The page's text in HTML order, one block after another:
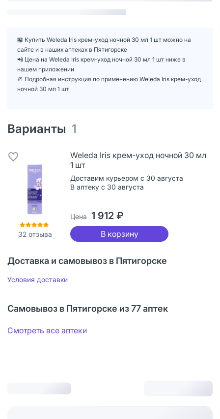
🏪 Купить Weleda Iris крем-уход ночной 30 мл 1 шт можно на
сайте и в наших аптеках в Пятигорске
📲 Цена на Weleda Iris крем-уход ночной 30 мл 1 шт ниже в
нашем приложении
📒 Подробная инструкция по применению Weleda Iris крем-уход
ночной 30 мл 1 шт
Варианты 1
32отзыва
Weleda Iris крем-уход ночной 30 мл
1 шт
Доставим курьером с 30 августа
В аптеку с 30 августа
Цена 1 912 ₽
В корзину
Доставка и самовывоз в Пятигорске
Условия доставки
Самовывоз в Пятигорске из 77 аптек
Смотреть все аптеки